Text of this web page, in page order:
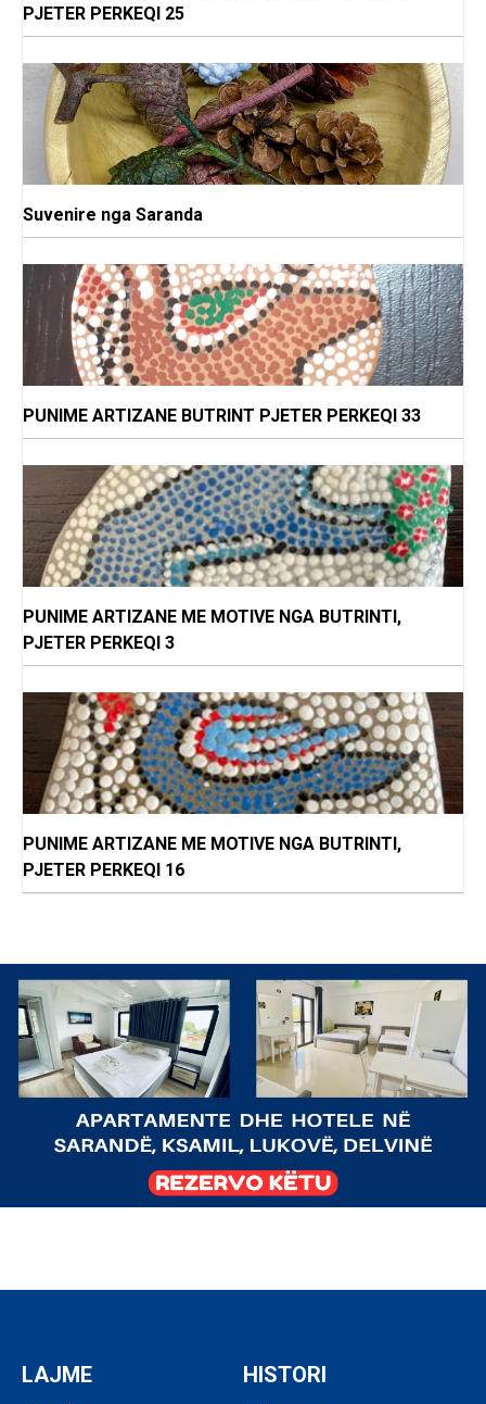
PJETER PERKEQI 25
Suvenire nga Saranda
PUNIME ARTIZANE BUTRINT PJETER PERKEQI 33
PUNIME ARTIZANE ME MOTIVE NGA BUTRINTI,
PJETER PERKEQI 3
PUNIME ARTIZANE ME MOTIVE NGA BUTRINTI,
PJETER PERKEQI 16
LAJME HISTORI